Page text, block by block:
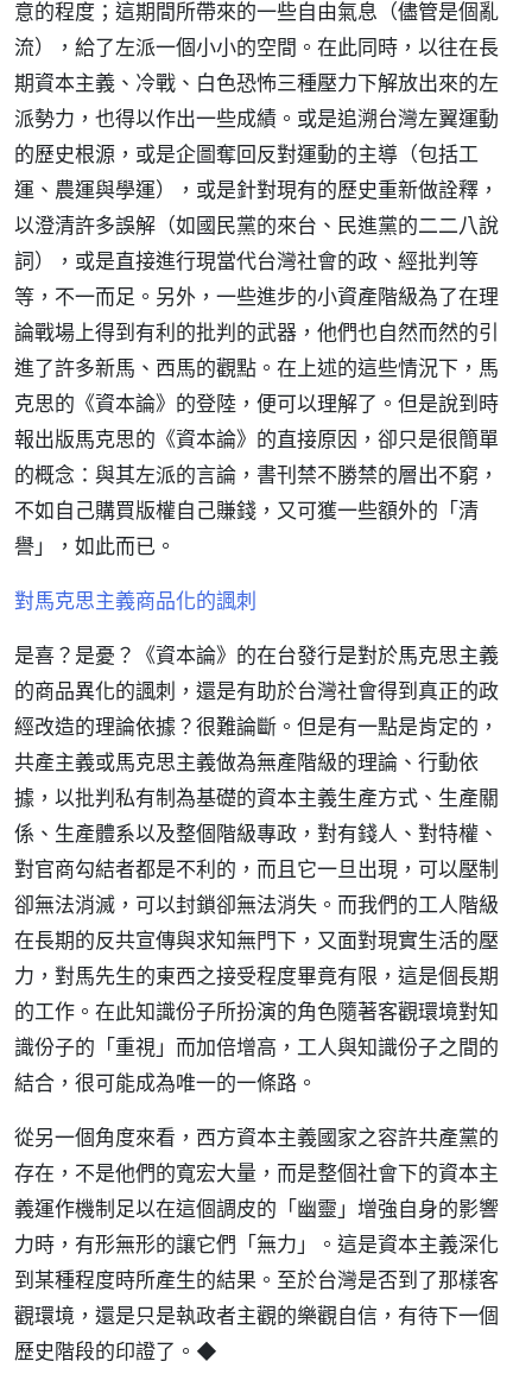
意的程度；這期間所帶來的一些自由氣息（儘管是個亂
流），給了左派一個小小的空間。在此同時，以往在長
期資本主義、冷戰、白色恐怖三種壓力下解放出來的左
派勢力，也得以作出一些成績。或是追溯台灣左翼運動
的歷史根源，或是企圖奪回反對運動的主導（包括工
運、農運與學運），或是針對現有的歷史重新做詮釋，
以澄清許多誤解（如國民黨的來台、民進黨的二二八說
詞），或是直接進行現當代台灣社會的政、經批判等
等，不一而足。另外，一些進步的小資產階級為了在理
論戰場上得到有利的批判的武器，他們也自然而然的引
進了許多新馬、西馬的觀點。在上述的這些情況下，馬
克思的《資本論》的登陸，便可以理解了。但是說到時
報出版馬克思的《資本論》的直接原因，卻只是很簡單
的概念：與其左派的言論，書刊禁不勝禁的層出不窮，
不如自己購買版權自己賺錢，又可獲一些額外的「清
譽」，如此而已。
對馬克思主義商品化的諷刺
是喜？是憂？《資本論》的在台發行是對於馬克思主義
的商品異化的諷刺，還是有助於台灣社會得到真正的政
經改造的理論依據？很難論斷。但是有一點是肯定的，
共產主義或馬克思主義做為無產階級的理論、行動依
據，以批判私有制為基礎的資本主義生產方式、生產關
係、生產體系以及整個階級專政，對有錢人、對特權、
對官商勾結者都是不利的，而且它一旦出現，可以壓制
卻無法消滅，可以封鎖卻無法消失。而我們的工人階級
在長期的反共宣傳與求知無門下，又面對現實生活的壓
力，對馬先生的東西之接受程度畢竟有限，這是個長期
的工作。在此知識份子所扮演的角色隨著客觀環境對知
識份子的「重視」而加倍增高，工人與知識份子之間的
結合，很可能成為唯一的一條路。
從另一個角度來看，西方資本主義國家之容許共產黨的
存在，不是他們的寬宏大量，而是整個社會下的資本主
義運作機制足以在這個調皮的「幽靈」增強自身的影響
力時，有形無形的讓它們「無力」。這是資本主義深化
到某種程度時所產生的結果。至於台灣是否到了那樣客
觀環境，還是只是執政者主觀的樂觀自信，有待下一個
歷史階段的印證了。◆